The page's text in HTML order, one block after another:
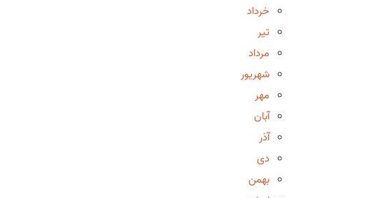
خرداد
تیر
مرداد
شهریور
مهر
آبان
آذر
دی
بهمن